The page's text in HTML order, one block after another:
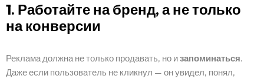
1. Работайте на бренд, а не только
на конверсии
Реклама должна не только продавать, но изапоминаться.
Даже если пользователь не кликнул — он увидел, понял,